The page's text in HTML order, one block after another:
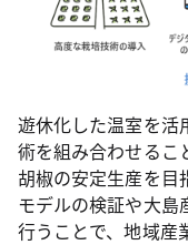
遊休化した温室を活
術を組み合わせるこ
胡椒の安定生産を目
モデルの検証や大島
行うことで、地域産